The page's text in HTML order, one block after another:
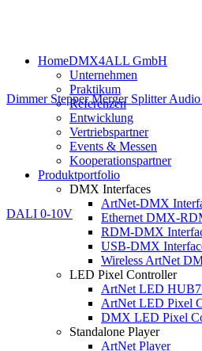
HomeDMX4ALL GmbH
Unternehmen
Praktikum
Referenzen
Entwicklung
Vertriebspartner
Events & Messen
Kooperationspartner
Produktportfolio
DMX Interfaces
ArtNet-DMX
Ethernet DMX-
RDM-DMX
USB-DMX
Wireless ArtNet
LED Pixel Controller
ArtNet LED
ArtNet LED Pixel
DMX LED Pixel
Standalone Player
ArtNet Player